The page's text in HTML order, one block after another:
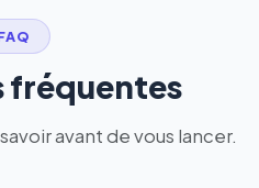
fréquentes
avant de vous lancer.